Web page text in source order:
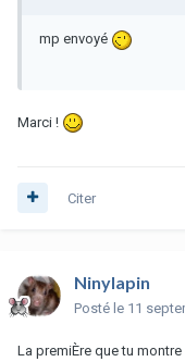
mp envoyé
Marci !
Citer
Ninylapin
Posté le 11
La premiÈre que tu